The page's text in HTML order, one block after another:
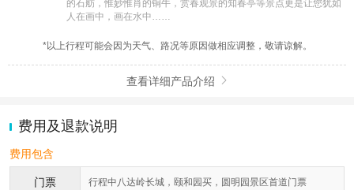
的石舫，惟妙惟肖的铜牛，赏春观景的知春亭等景点更是让您犹如
人在画中，画在水中……
*以上行程可能会因为天气、路况等原因做相应调整，敬请谅解。
查看详细产品介绍 
费用及退款说明
费用包含
门票 行程中八达岭长城，颐和园买，圆明园景区首道门票